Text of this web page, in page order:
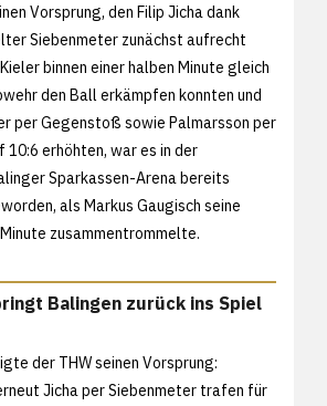
Vorsprung, den Filip Jicha dank
Siebenmeter zunächst aufrecht
binnen einer halben Minute gleich
den Ball erkämpfen konnten und
per Gegenstoß sowie Palmarsson per
erhöhten, war es in der
Sparkassen-Arena bereits
als Markus Gaugisch seine
zusammentrommelte.
Balingen zurück ins Spiel
der THW seinen Vorsprung:
Jicha per Siebenmeter trafen für